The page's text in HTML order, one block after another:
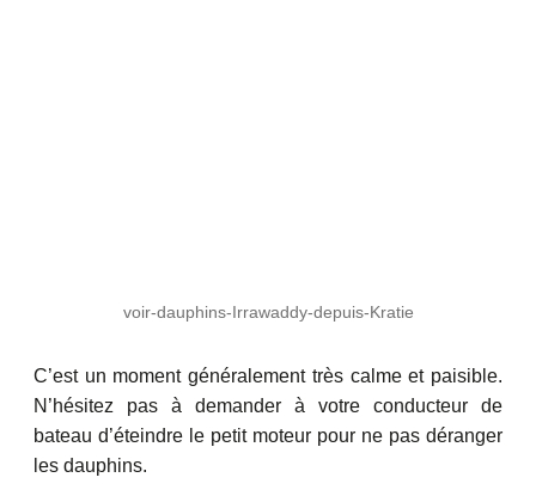
voir-dauphins-Irrawaddy-depuis-Kratie
C’est un moment généralement très calme et paisible.
N’hésitez pas à demander à votre conducteur de
bateau d’éteindre le petit moteur pour ne pas déranger
les dauphins.